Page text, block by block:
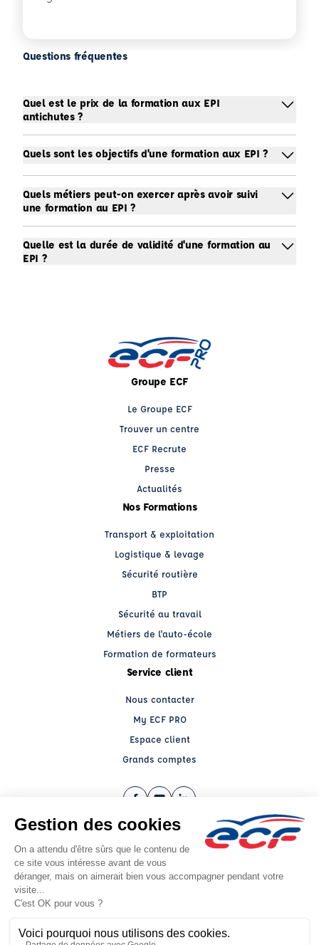
Questions fréquentes
Quel est le prix de la formation aux EPI
antichutes ?
Quels sont les objectifs d'une formation aux EPI ?
Quels métiers peut-on exercer après avoir suivi
une formation au EPI ?
Quelle est la durée de validité d'une formation au
EPI ?
Groupe ECF
Le Groupe ECF
Trouver un centre
ECF Recrute
Presse
Actualités
Nos Formations
Transport & exploitation
Logistique & levage
Sécurité routière
BTP
Sécurité au travail
Métiers de l'auto-école
Formation de formateurs
Service client
Nous contacter
My ECF PRO
Espace client
Grands comptes
Facebook (nouvelle fenêtre)
YouTube (nouvelle fenêtre)
LinkedIn (nouvelle fenêtre)
CGV
Mentions légales
© 2026 École de Conduite Française. Tous droits réservés